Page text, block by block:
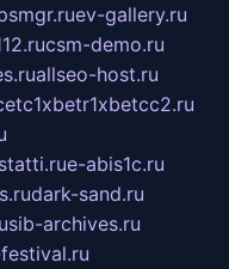
ev-gallery.ru
csm-demo.ru
allseo-host.ru
e-abis1c.ru
dark-sand.ru
sib-archives.ru